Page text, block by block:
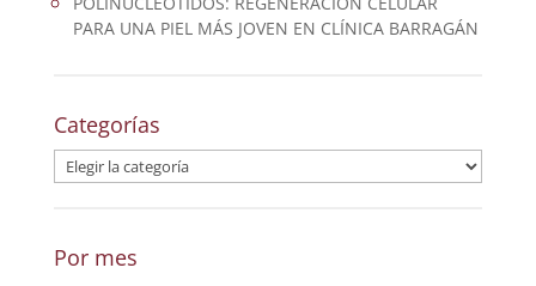
PARA UNA PIEL MÁS JOVEN EN CLÍNICA BARRAGÁN
Categorías
Categorías
Por mes